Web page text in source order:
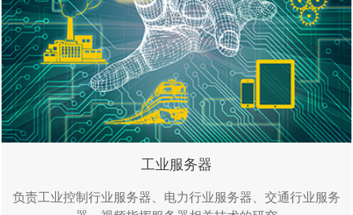
工业服务器
负责工业控制行业服务器、电力行业服务器、交通行业服务